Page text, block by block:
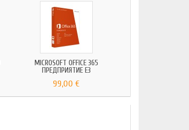
MICROSOFT OFFICE 365
ПРЕДПРИЯТИЕ E3
99,00 €